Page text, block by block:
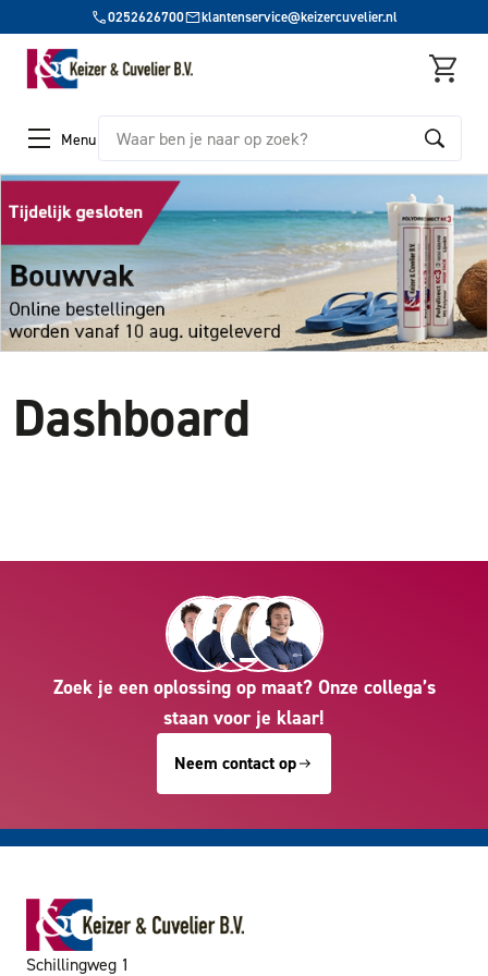
0252626700 klantenservice@keizercuvelier.nl
Menu Zoeken
Dashboard
Zoek je een oplossing op maat? Onze collega’s
staan voor je klaar!
Neem contact op
Schillingweg 1